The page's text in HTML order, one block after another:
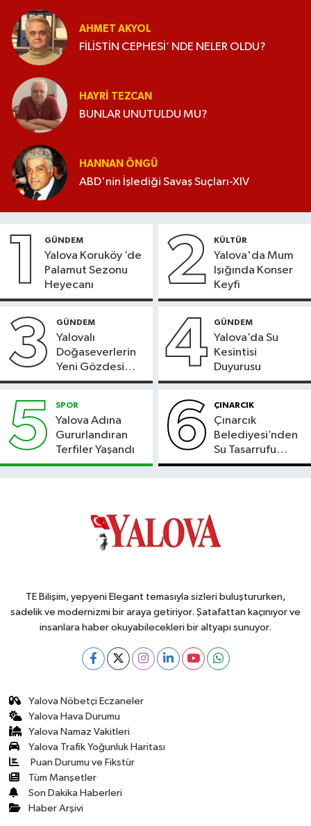
AHMET AKYOL
FİLİSTİN CEPHESİ’ NDE NELER OLDU?
HAYRI TEZCAN
BUNLAR UNUTULDU MU?
HANNAN ÖNGÜ
ABD'nin İşlediği Savaş Suçları-XIV
1 GÜNDEM
Yalova Koruköy ’de
Palamut Sezonu
Heyecanı
2 KÜLTÜR
Yalova'da Mum
Işığında Konser
Keyfi
3 GÜNDEM
Yalovalı
Doğaseverlerin
Yeni Gözdesi
Bolu'daki Meyve
4 GÜNDEM
Yalova’da Su
Kesintisi
Duyurusu
5 SPOR
Yalova Adına
Gururlandıran
Terfiler Yaşandı
6 ÇINARCIK
Çınarcık
Belediyesi’nden
Su Tasarrufu
Çağrısı
TE Bilişim, yepyeni Elegant temasıyla sizleri buluştururken,
sadelik ve modernizmi bir araya getiriyor. Şatafattan kaçınıyor ve
insanlara haber okuyabilecekleri bir altyapı sunuyor.
Yalova Nöbetçi Eczaneler
Yalova Hava Durumu
Yalova Namaz Vakitleri
Yalova Trafik Yoğunluk Haritası
Puan Durumu ve Fikstür
Tüm Manşetler
Son Dakika Haberleri
Haber Arşivi